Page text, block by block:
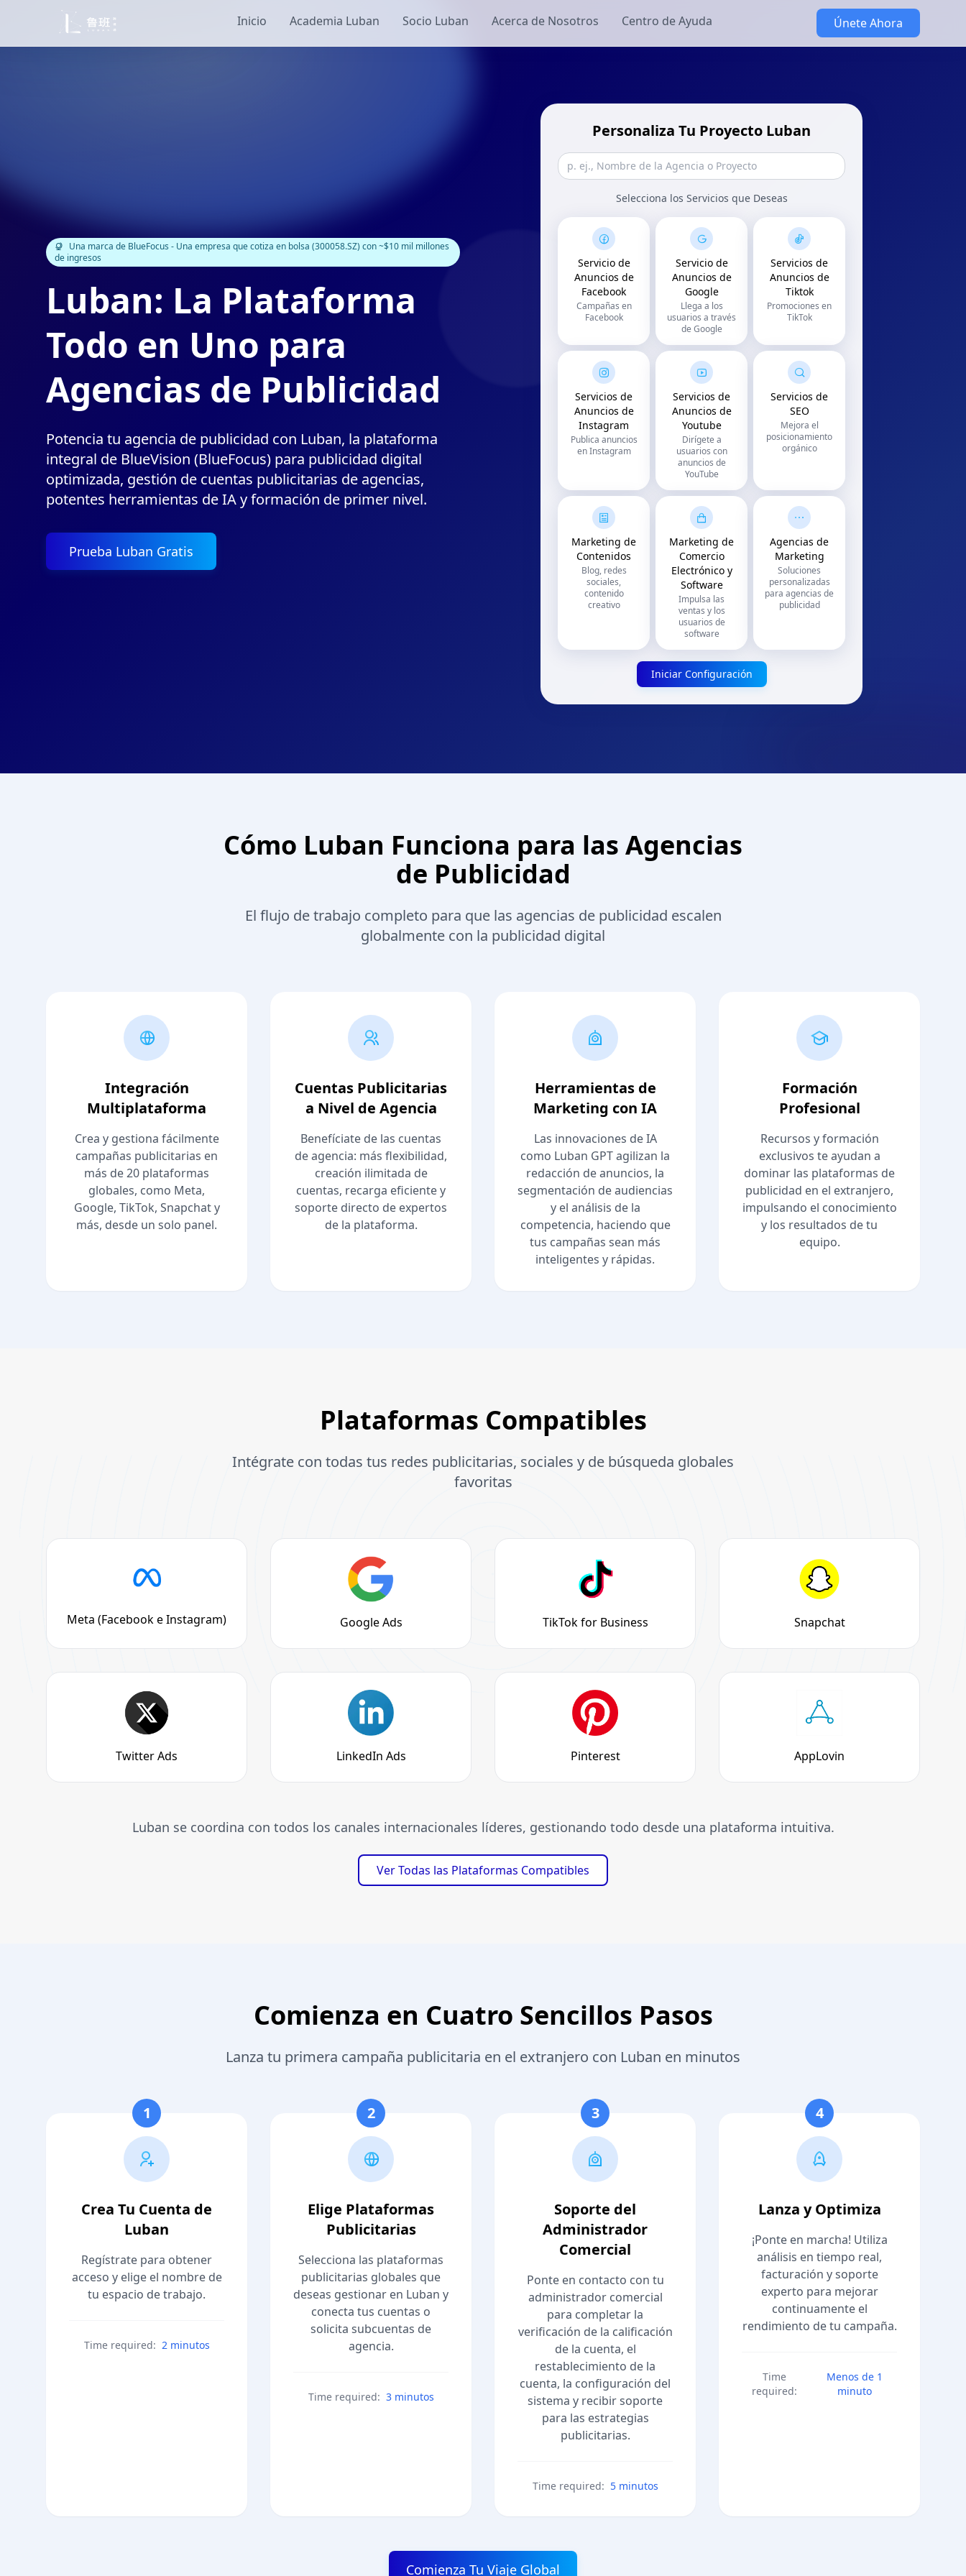
Inicio Academia Luban Socio Luban Acerca de Nosotros Centro de Ayuda Únete Ahora
Una marca de BlueFocus - Una empresa que cotiza en bolsa (300058.SZ) con ~$10 mil millones
de ingresos
Luban: La Plataforma
Todo en Uno para
Agencias de Publicidad
Potencia tu agencia de publicidad con Luban, la plataforma
integral de BlueVision (BlueFocus) para publicidad digital
optimizada, gestión de cuentas publicitarias de agencias,
potentes herramientas de IA y formación de primer nivel.
Prueba Luban Gratis
Personaliza Tu Proyecto Luban
Selecciona los Servicios que Deseas
Servicio de
Anuncios de
Facebook
Campañas en
Facebook
Servicio de
Anuncios de
Google
Llega a los
usuarios a través
de Google
Servicios de
Anuncios de
Tiktok
Promociones en
TikTok
Servicios de
Anuncios de
Instagram
Publica anuncios
en Instagram
Servicios de
Anuncios de
Youtube
Dirígete a
usuarios con
anuncios de
YouTube
Servicios de
SEO
Mejora el
posicionamiento
orgánico
Marketing de
Contenidos
Blog, redes
sociales,
contenido
creativo
Marketing de
Comercio
Electrónico y
Software
Impulsa las
ventas y los
usuarios de
software
Agencias de
Marketing
Soluciones
personalizadas
para agencias de
publicidad
Iniciar Configuración
Cómo Luban Funciona para las Agencias
de Publicidad
El flujo de trabajo completo para que las agencias de publicidad escalen
globalmente con la publicidad digital
Integración
Multiplataforma
Crea y gestiona fácilmente
campañas publicitarias en
más de 20 plataformas
globales, como Meta,
Google, TikTok, Snapchat y
más, desde un solo panel.
Cuentas Publicitarias
a Nivel de Agencia
Benefíciate de las cuentas
de agencia: más flexibilidad,
creación ilimitada de
cuentas, recarga eficiente y
soporte directo de expertos
de la plataforma.
Herramientas de
Marketing con IA
Las innovaciones de IA
como Luban GPT agilizan la
redacción de anuncios, la
segmentación de audiencias
y el análisis de la
competencia, haciendo que
tus campañas sean más
inteligentes y rápidas.
Formación
Profesional
Recursos y formación
exclusivos te ayudan a
dominar las plataformas de
publicidad en el extranjero,
impulsando el conocimiento
y los resultados de tu
equipo.
Plataformas Compatibles
Intégrate con todas tus redes publicitarias, sociales y de búsqueda globales
favoritas
Meta (Facebook e Instagram) Google Ads TikTok for Business Snapchat
Twitter Ads LinkedIn Ads Pinterest AppLovin
Luban se coordina con todos los canales internacionales líderes, gestionando todo desde una plataforma intuitiva.
Ver Todas las Plataformas Compatibles
Comienza en Cuatro Sencillos Pasos
Lanza tu primera campaña publicitaria en el extranjero con Luban en minutos
1
Crea Tu Cuenta de
Luban
Regístrate para obtener
acceso y elige el nombre de
tu espacio de trabajo.
Time required: 2 minutos
2
Elige Plataformas
Publicitarias
Selecciona las plataformas
publicitarias globales que
deseas gestionar en Luban y
conecta tus cuentas o
solicita subcuentas de
agencia.
Time required: 3 minutos
3
Soporte del
Administrador
Comercial
Ponte en contacto con tu
administrador comercial
para completar la
verificación de la calificación
de la cuenta, el
restablecimiento de la
cuenta, la configuración del
sistema y recibir soporte
para las estrategias
publicitarias.
Time required: 5 minutos
4
Lanza y Optimiza
¡Ponte en marcha! Utiliza
análisis en tiempo real,
facturación y soporte
experto para mejorar
continuamente el
rendimiento de tu campaña.
Time
required:
Menos de 1
minuto
Comienza Tu Viaje Global